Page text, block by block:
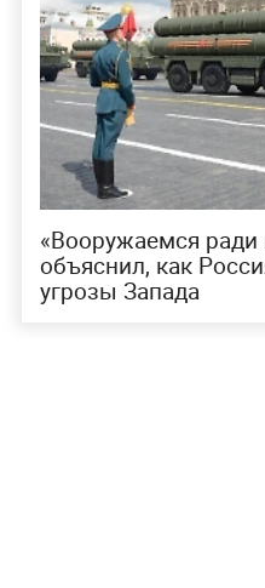
«Вооружаемся
объяснил, как
угрозы Запада